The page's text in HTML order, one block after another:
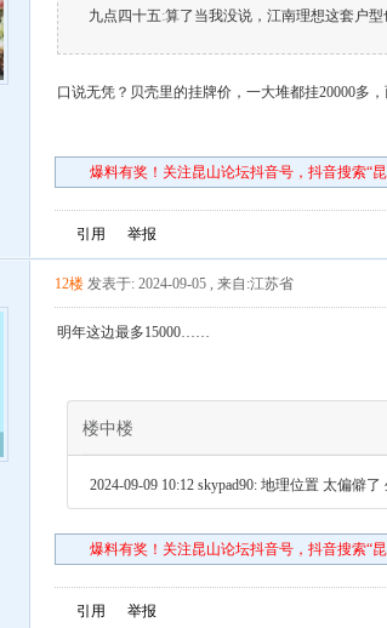
九点四十五:算了当我没说，江南理想这套户
口说无凭？贝壳里的挂牌价，一大堆都挂20000多，
爆料有奖！关注昆山论坛抖音号，抖音搜索“
引用 举报
12楼 发表于: 2024-09-05 , 来自:江苏省
明年这边最多15000……
楼中楼
2024-09-09 10:12 skypad90: 地理位置 太偏僻了
爆料有奖！关注昆山论坛抖音号，抖音搜索“
引用 举报